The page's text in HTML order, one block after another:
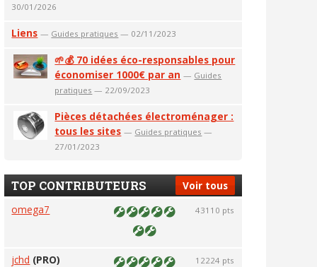
30/01/2026
Liens — Guides pratiques — 02/11/2023
🌱💰 70 idées éco-responsables pour
économiser 1000€ par an — Guides
pratiques — 22/09/2023
Pièces détachées électroménager :
tous les sites — Guides pratiques —
27/01/2023
Voir tous
TOP CONTRIBUTEURS
omega7 43110 pts
jchd (PRO) 12224 pts